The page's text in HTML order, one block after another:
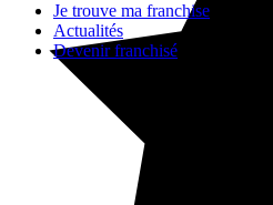
Je trouve ma franchise
Actualités
Devenir franchisé